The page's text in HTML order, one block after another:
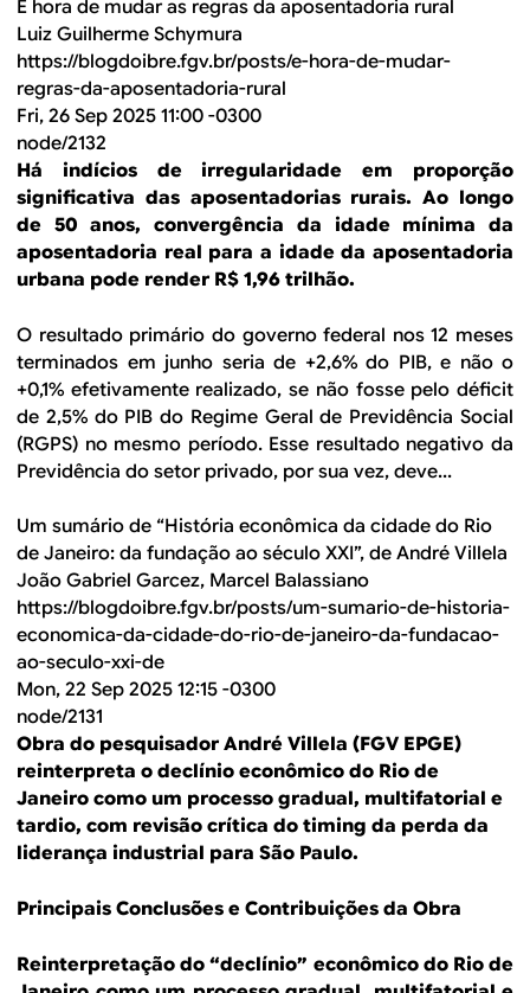
É hora de mudar as regras da aposentadoria rural
Luiz Guilherme Schymura
https://blogdoibre.fgv.br/posts/e-hora-de-mudar-
regras-da-aposentadoria-rural
Fri, 26 Sep 2025 11:00 -0300
node/2132
Há indícios de irregularidade em proporção
significativa das aposentadorias rurais. Ao longo
de 50 anos, convergência da idade mínima da
aposentadoria real para a idade da aposentadoria
urbana pode render R$ 1,96 trilhão.
O resultado primário do governo federal nos 12 meses
terminados em junho seria de +2,6% do PIB, e não o
+0,1% efetivamente realizado, se não fosse pelo déficit
de 2,5% do PIB do Regime Geral de Previdência Social
(RGPS) no mesmo período. Esse resultado negativo da
Previdência do setor privado, por sua vez, deve...
Um sumário de “História econômica da cidade do Rio
de Janeiro: da fundação ao século XXI”, de André Villela
João Gabriel Garcez, Marcel Balassiano
https://blogdoibre.fgv.br/posts/um-sumario-de-historia-
economica-da-cidade-do-rio-de-janeiro-da-fundacao-
ao-seculo-xxi-de
Mon, 22 Sep 2025 12:15 -0300
node/2131
Obra do pesquisador André Villela (FGV EPGE)
reinterpreta o declínio econômico do Rio de
Janeiro como um processo gradual, multifatorial e
tardio, com revisão crítica do timing da perda da
liderança industrial para São Paulo.
Principais Conclusões e Contribuições da Obra
Reinterpretação do “declínio” econômico do Rio de